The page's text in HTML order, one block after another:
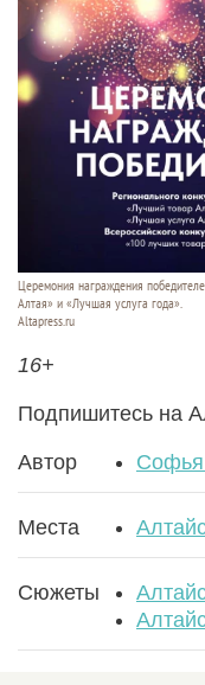
Церемония награждения
Алтая» и «Лучшая услуга года».
Altapress.ru
16+
Подпишитесь на
Автор Софья
Места
Сюжеты